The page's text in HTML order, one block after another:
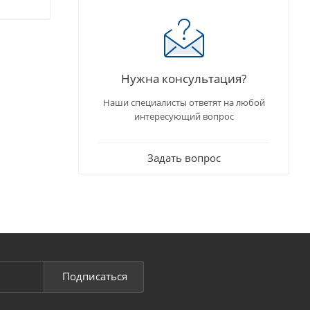
Нужна консультация?
Наши специалисты ответят на любой
интересующий вопрос
Задать вопрос
Подписаться